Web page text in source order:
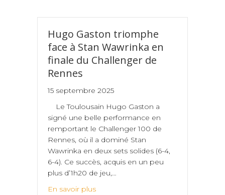
Hugo Gaston triomphe
face à Stan Wawrinka en
finale du Challenger de
Rennes
15 septembre 2025
Le Toulousain Hugo Gaston a
signé une belle performance en
remportant le Challenger 100 de
Rennes, où il a dominé Stan
Wawrinka en deux sets solides (6-4,
6-4). Ce succès, acquis en un peu
plus d’1h20 de jeu,…
En savoir plus